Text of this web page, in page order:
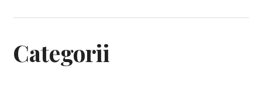
Categorii